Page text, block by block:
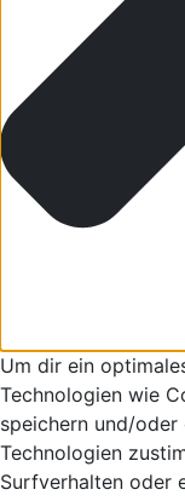
Um dir ein
Technologien wie
speichern und/oder
Technologien
Surfverhalten oder